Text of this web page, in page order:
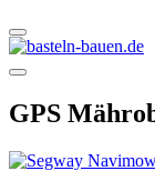
GPS